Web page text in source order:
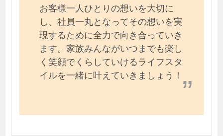
お客様一人ひとりの想いを大切に
し、社員一丸となってその想いを実
現するために全力で向き合っていき
ます。家族みんながいつまでも楽し
く笑顔でくらしていけるライフスタ
イルを一緒に叶えていきましょう！